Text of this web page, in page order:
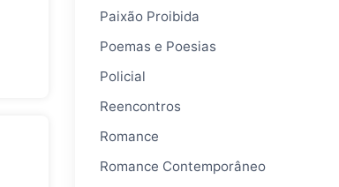
Paixão Proibida
Poemas e Poesias
Policial
Reencontros
Romance
Romance Contemporâneo